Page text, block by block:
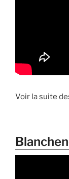
Voir la suite